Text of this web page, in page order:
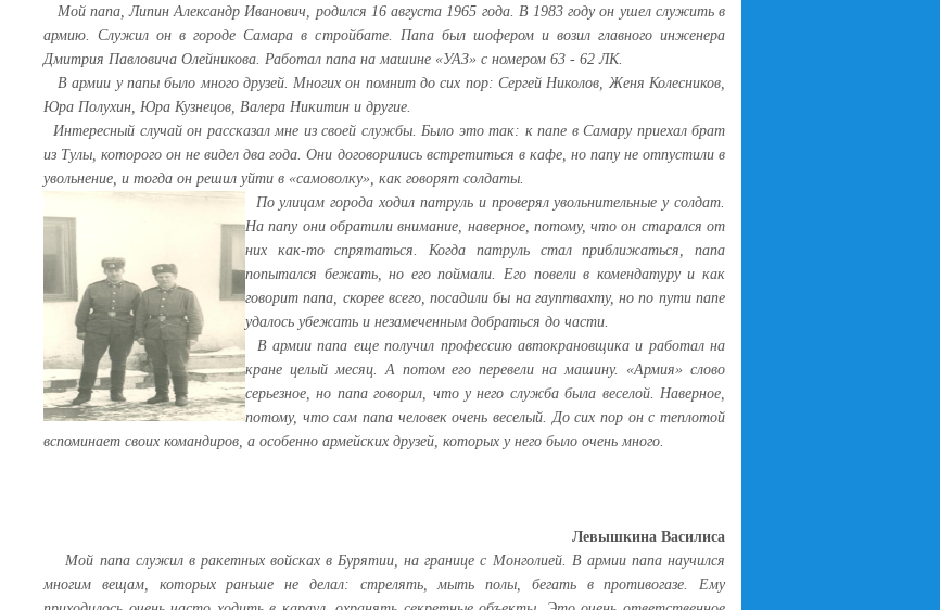
Мой папа, Липин Александр Иванович, родился 16 августа 1965 года. В 1983 году он ушел служить в
армию. Служил он в городе Самара в стройбате. Папа был шофером и возил главного инженера
Дмитрия Павловича Олейникова. Работал папа на машине «УАЗ» с номером 63 - 62 ЛК.
В армии у папы было много друзей. Многих он помнит до сих пор: Сергей Николов, Женя Колесников,
Юра Полухин, Юра Кузнецов, Валера Никитин и другие.
Интересный случай он рассказал мне из своей службы. Было это так: к папе в Самару приехал брат
из Тулы, которого он не видел два года. Они договорились встретиться в кафе, но папу не отпустили в
увольнение, и тогда он решил уйти в «самоволку», как говорят солдаты.
По улицам города ходил патруль и проверял увольнительные у солдат.
На папу они обратили внимание, наверное, потому, что он старался от
них как-то спрятаться. Когда патруль стал приближаться, папа
попытался бежать, но его поймали. Его повели в комендатуру и как
говорит папа, скорее всего, посадили бы на гауптвахту, но по пути папе
удалось убежать и незамеченным добраться до части.
В армии папа еще получил профессию автокрановщика и работал на
кране целый месяц. А потом его перевели на машину. «Армия» слово
серьезное, но папа говорил, что у него служба была веселой. Наверное,
потому, что сам папа человек очень веселый. До сих пор он с теплотой
вспоминает своих командиров, а особенно армейских друзей, которых у него было очень много.
Левышкина Василиса
Мой папа служил в ракетных войсках в Бурятии, на границе с Монголией. В армии папа научился
многим вещам, которых раньше не делал: стрелять, мыть полы, бегать в противогазе. Ему